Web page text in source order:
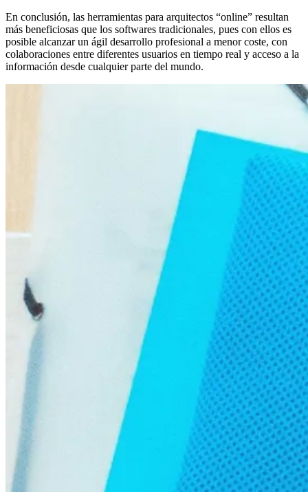
En conclusión, las herramientas para arquitectos “online” resultan
más beneficiosas que los softwares tradicionales, pues con ellos es
posible alcanzar un ágil desarrollo profesional a menor coste, con
colaboraciones entre diferentes usuarios en tiempo real y acceso a la
información desde cualquier parte del mundo.